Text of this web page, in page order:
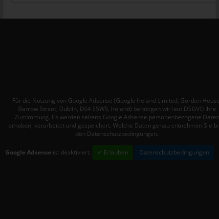
Für die Nutzung von Google Adsense (Google Ireland Limited, Gordon
Barrow Street, Dublin, D04 E5W5, Ireland) benötigen wir laut DSGVO Ihre
Zustimmung. Es werden seitens Google Adsense personenbezogene Daten
erhoben, verarbeitet und gespeichert. Welche Daten genau entnehmen Sie
den Datenschutzbedingungen.
Google Adsense ist deaktiviert. ✓ Erlauben Datenschutzbedingungen
h) Auftragsverarbeiter
Einrichtung oder andere Stelle, der personenbezogene Daten
offengelegt werden, unabhängig davon, ob es sich bei ihr um
einen Dritten handelt oder nicht. Behörden, die im Rahmen
eines bestimmten Untersuchungsauftrags nach dem
möglicherweise personenbezogene Daten erhalten, gelten